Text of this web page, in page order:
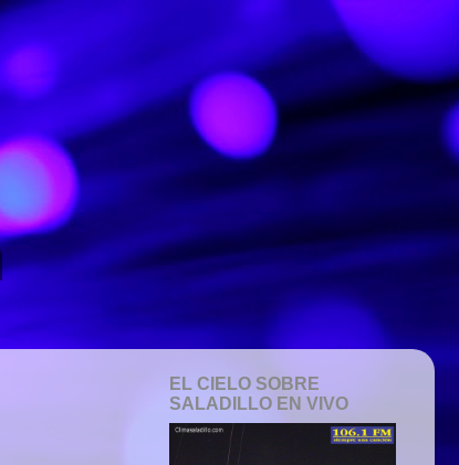
EL CIELO SOBRE
SALADILLO EN VIVO